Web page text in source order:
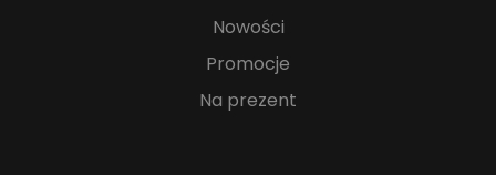
Nowości
Promocje
Na prezent